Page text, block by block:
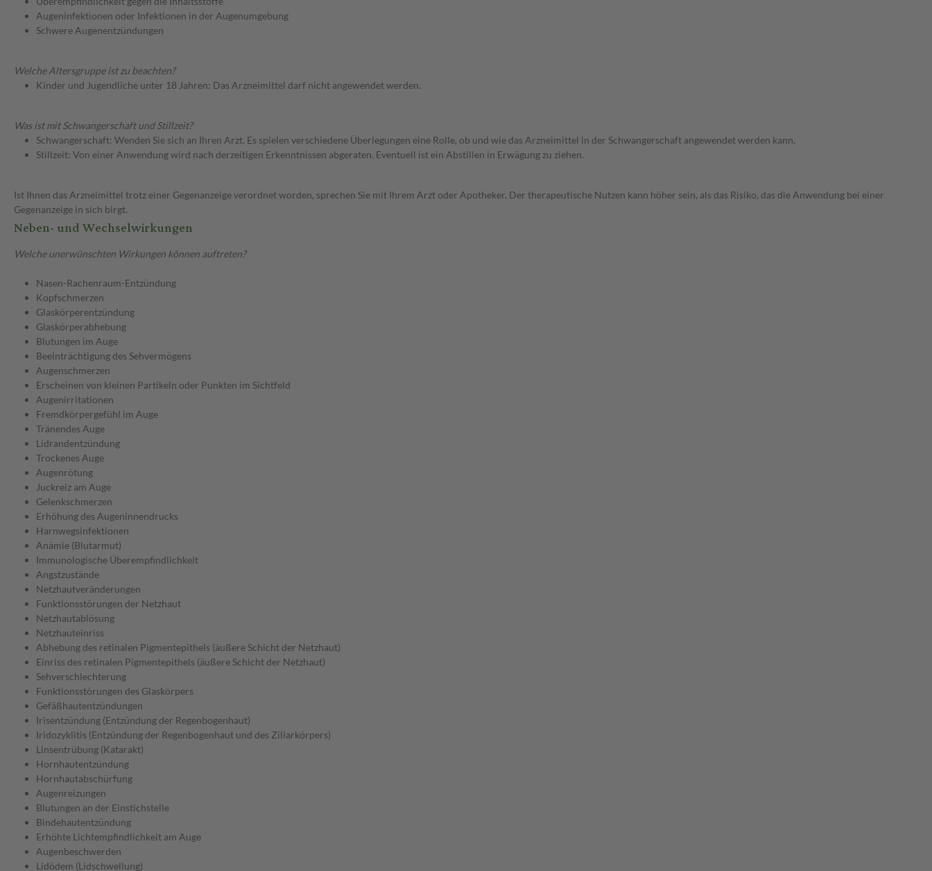
Augeninfektionen oder Infektionen in der Augenumgebung
Schwere Augenentzündungen
Welche Altersgruppe ist zu beachten?
Kinder und Jugendliche unter 18 Jahren: Das Arzneimittel darf nicht angewendet werden.
Was ist mit Schwangerschaft und Stillzeit?
Schwangerschaft: Wenden Sie sich an Ihren Arzt. Es spielen verschiedene Überlegungen eine Rolle, ob und wie das Arzneimittel in der Schwangerschaft angewendet werden kann.
Stillzeit: Von einer Anwendung wird nach derzeitigen Erkenntnissen abgeraten. Eventuell ist ein Abstillen in Erwägung zu ziehen.
Ist Ihnen das Arzneimittel trotz einer Gegenanzeige verordnet worden, sprechen Sie mit Ihrem Arzt oder Apotheker. Der therapeutische Nutzen kann höher sein, als das Risiko, das die Anwendung bei einer
Gegenanzeige in sich birgt.
Neben- und Wechselwirkungen
Welche unerwünschten Wirkungen können auftreten?
Nasen-Rachenraum-Entzündung
Kopfschmerzen
Glaskörperentzündung
Glaskörperabhebung
Blutungen im Auge
Beeinträchtigung des Sehvermögens
Augenschmerzen
Erscheinen von kleinen Partikeln oder Punkten im Sichtfeld
Augenirritationen
Fremdkörpergefühl im Auge
Tränendes Auge
Lidrandentzündung
Trockenes Auge
Augenrötung
Juckreiz am Auge
Gelenkschmerzen
Erhöhung des Augeninnendrucks
Harnwegsinfektionen
Anämie (Blutarmut)
Immunologische Überempfindlichkeit
Angstzustände
Netzhautveränderungen
Funktionsstörungen der Netzhaut
Netzhautablösung
Netzhauteinriss
Abhebung des retinalen Pigmentepithels (äußere Schicht der Netzhaut)
Einriss des retinalen Pigmentepithels (äußere Schicht der Netzhaut)
Sehverschlechterung
Funktionsstörungen des Glaskörpers
Gefäßhautentzündungen
Irisentzündung (Entzündung der Regenbogenhaut)
Iridozyklitis (Entzündung der Regenbogenhaut und des Ziliarkörpers)
Linsentrübung (Katarakt)
Hornhautentzündung
Hornhautabschürfung
Augenreizungen
Blutungen an der Einstichstelle
Bindehautentzündung
Erhöhte Lichtempfindlichkeit am Auge
Augenbeschwerden
Lidödem (Lidschwellung)